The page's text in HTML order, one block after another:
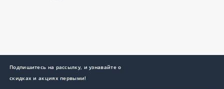
Подпишитесь на рассылку, и узнавайте о
скидках и акциях первыми!